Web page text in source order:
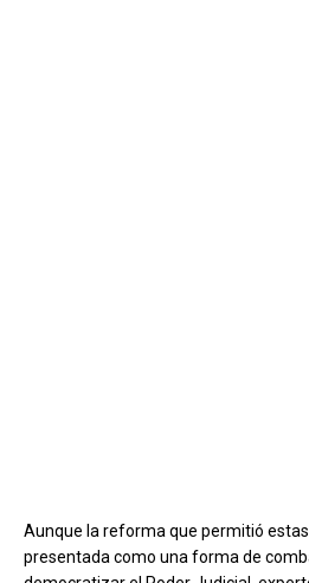
Aunque la reforma que permitió
presentada como una forma de